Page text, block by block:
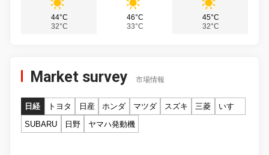
44°C
32°C
46°C
33°C
45°C
32°C
Market survey 市場情報
日経 トヨタ 日産 ホンダ マツダ スズキ 三菱
いすゞ
SUBARU
日野 ヤマハ発動機